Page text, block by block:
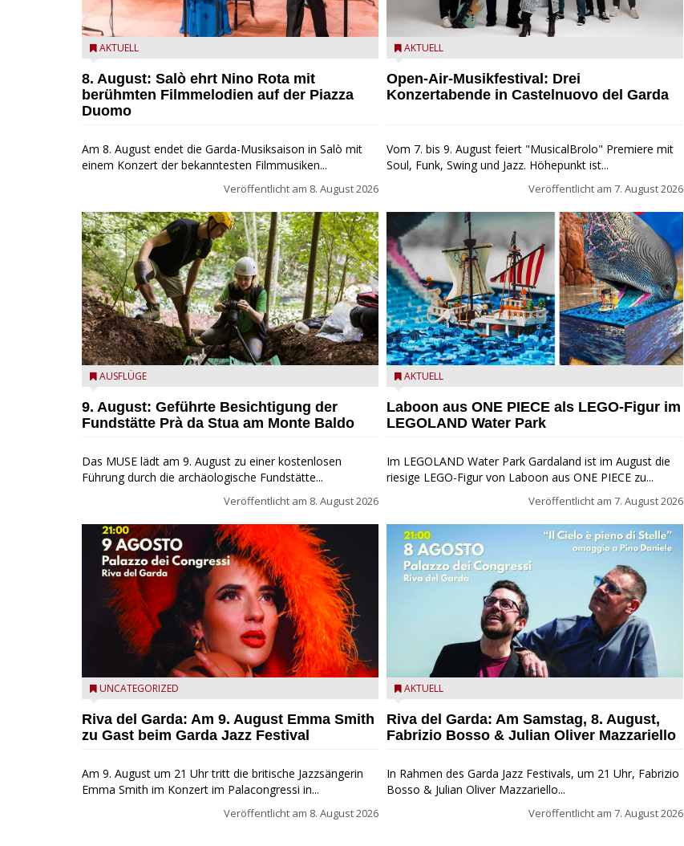
Estate Musicale del Garda: Salò ehrt Nino Rota
AKTUELL
8. August: Salò ehrt Nino Rota mit
berühmten Filmmelodien auf der Piazza
Duomo
Am 8. August endet die Garda-Musiksaison in Salò mit
einem Konzert der bekanntesten Filmmusiken...
Veröffentlicht am 8. August 2026
die archäologische Fundstätte Riparo Prà da Stua am
AUSFLÜGE
9. August: Geführte Besichtigung der
Fundstätte Prà da Stua am Monte Baldo
Das MUSE lädt am 9. August zu einer kostenlosen
Führung durch die archäologische Fundstätte...
Veröffentlicht am 8. August 2026
Riva del Garda - Emma Smith zu Gast beim Garda Jazz
UNCATEGORIZED
Riva del Garda: Am 9. August Emma Smith
zu Gast beim Garda Jazz Festival
Am 9. August um 21 Uhr tritt die britische Jazzsängerin
Emma Smith im Konzert im Palacongressi in...
Veröffentlicht am 8. August 2026
Castelnuovo del Garda: Die "Dirotta su Cuba" zu Gast
AKTUELL
Open-Air-Musikfestival: Drei
Konzertabende in Castelnuovo del Garda
Vom 7. bis 9. August feiert "MusicalBrolo" Premiere mit
Soul, Funk, Swing und Jazz. Höhepunkt ist...
Veröffentlicht am 7. August 2026
Laboon aus ONE PIECE als LEGO-Figur im LEGOLAND
AKTUELL
Laboon aus ONE PIECE als LEGO-Figur im
LEGOLAND Water Park
Im LEGOLAND Water Park Gardaland ist im August die
riesige LEGO-Figur von Laboon aus ONE PIECE zu...
Veröffentlicht am 7. August 2026
Fabrizio Bosso & Julian Oliver Mazzariello zu Gast beim
AKTUELL
Riva del Garda: Am Samstag, 8. August,
Fabrizio Bosso & Julian Oliver Mazzariello
In Rahmen des Garda Jazz Festivals, um 21 Uhr, Fabrizio
Bosso & Julian Oliver Mazzariello...
Veröffentlicht am 7. August 2026